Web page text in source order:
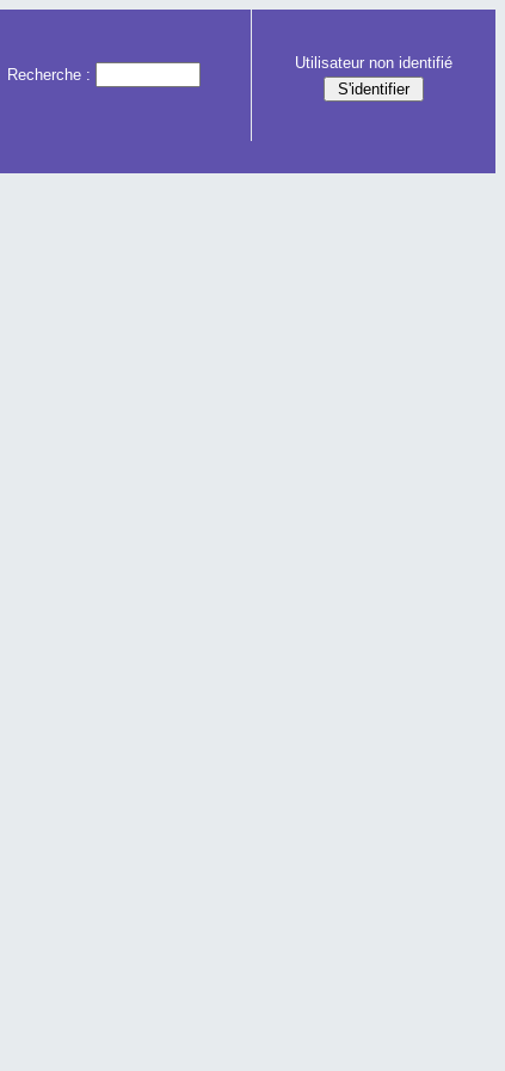
Recherche :
Utilisateur non identifié